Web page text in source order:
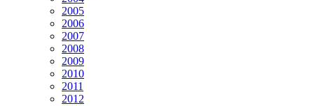
2005
2006
2007
2008
2009
2010
2011
2012